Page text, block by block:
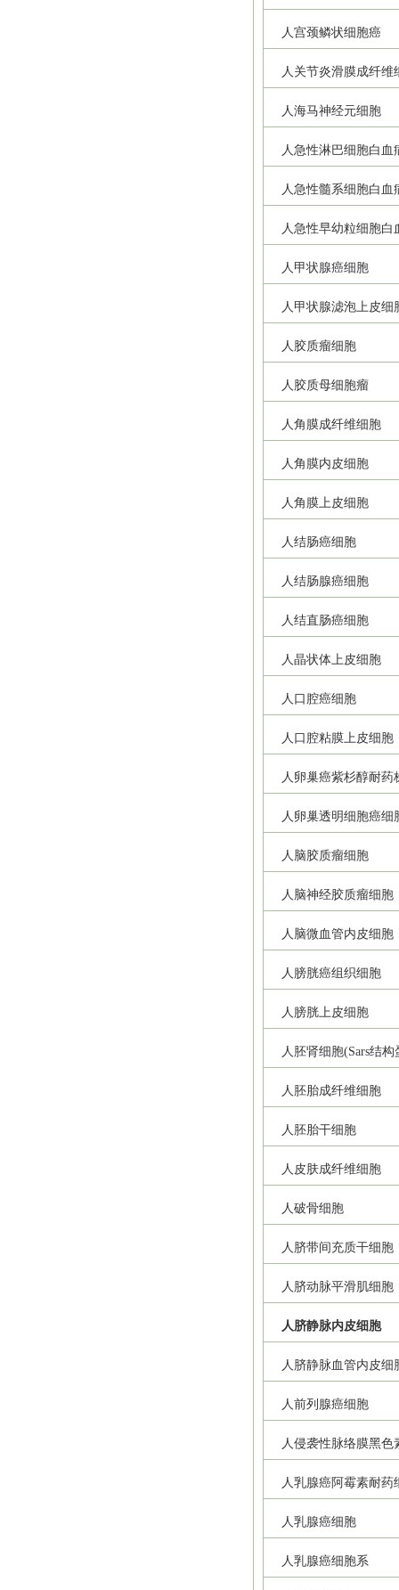
人宫颈鳞状细胞癌
人关节炎滑膜成纤维
人海马神经元细胞
人急性淋巴细胞白血
人急性髓系细胞白血
人急性早幼粒细胞白
人甲状腺癌细胞
人甲状腺滤泡上皮细
人胶质瘤细胞
人胶质母细胞瘤
人角膜成纤维细胞
人角膜内皮细胞
人角膜上皮细胞
人结肠癌细胞
人结肠腺癌细胞
人结直肠癌细胞
人晶状体上皮细胞
人口腔癌细胞
人口腔粘膜上皮细胞
人卵巢癌紫杉醇耐药
人卵巢透明细胞癌细
人脑胶质瘤细胞
人脑神经胶质瘤细胞
人脑微血管内皮细胞
人膀胱癌组织细胞
人膀胱上皮细胞
人胚肾细胞(Sars结
人胚胎成纤维细胞
人胚胎干细胞
人皮肤成纤维细胞
人破骨细胞
人脐带间充质干细胞
人脐动脉平滑肌细胞
人脐静脉内皮细胞
人脐静脉血管内皮细
人前列腺癌细胞
人侵袭性脉络膜黑色
人乳腺癌阿霉素耐药
人乳腺癌细胞
人乳腺癌细胞系